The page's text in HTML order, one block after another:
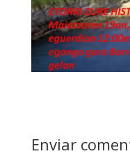
Enviar